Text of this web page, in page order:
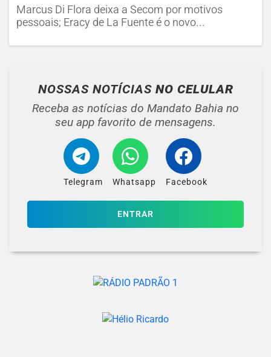
Marcus Di Flora deixa a Secom por motivos
pessoais; Eracy de La Fuente é o novo...
NOSSAS NOTÍCIAS NO CELULAR
Receba as notícias do Mandato Bahia no
seu app favorito de mensagens.
Telegram Whatsapp Facebook
ENTRAR